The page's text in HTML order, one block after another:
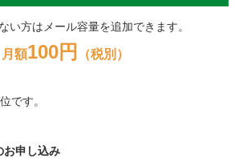
い方はメール容量を追加できます。
額100円 （税別）
です。
お申し込み